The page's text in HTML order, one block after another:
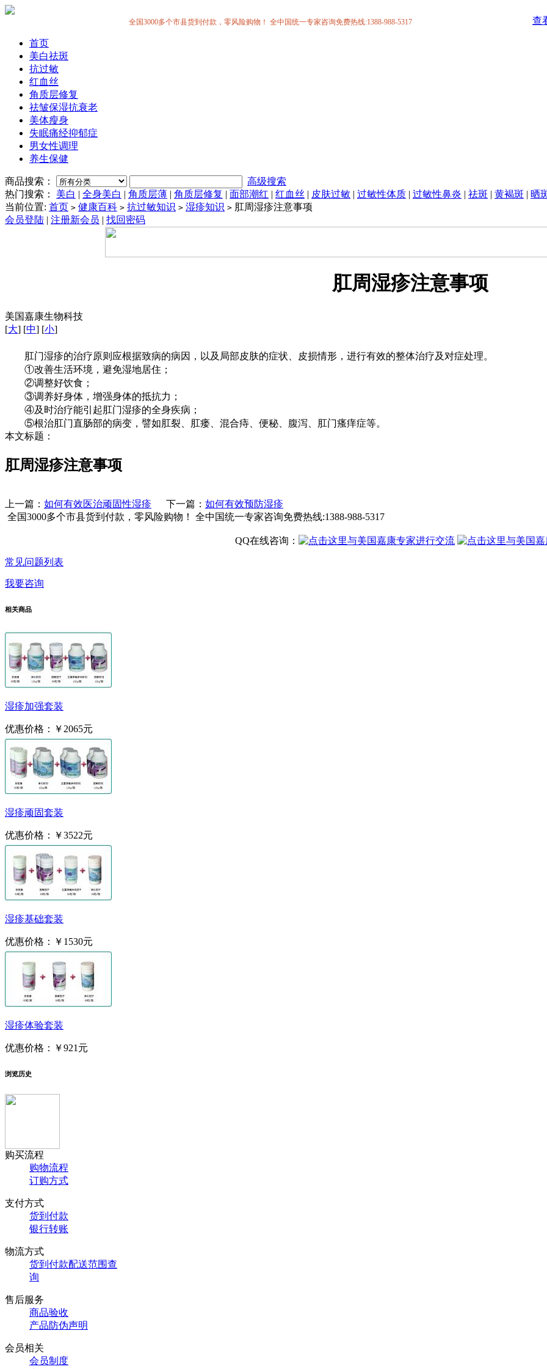
全国3000多个市县货到付款，零风险购物！ 全中国统一专家咨询免费热线:1388-988-5317 查
首页
美白祛斑
抗过敏
红血丝
角质层修复
祛皱保湿抗衰老
美体瘦身
失眠痛经抑郁症
男女性调理
养生保健
商品搜索： 高级搜索
热门搜索：
美白 | 全身美白 | 角质层薄 | 角质层修复 | 面部潮红 | 红血丝 | 皮肤过敏 | 过敏性体质 | 过敏性鼻炎 | 祛斑 | 黄褐斑 | 晒
当前位置: 首页 > 健康百科 > 抗过敏知识 > 湿疹知识 > 肛周湿疹注意事项
会员登陆 | 注册新会员 | 找回密码
肛周湿疹注意事项
美国嘉康生物科技
[大] [中] [小]
肛门湿疹的治疗原则应根据致病的病因，以及局部皮肤的症状、皮损情形，进行有效的整体治疗及对症处理。
①改善生活环境，避免湿地居住；
②调整好饮食；
③调养好身体，增强身体的抵抗力；
④及时治疗能引起肛门湿疹的全身疾病；
⑤根治肛门直肠部的病变，譬如肛裂、肛瘘、混合痔、便秘、腹泻、肛门瘙痒症等。
本文标题：
肛周湿疹注意事项
上一篇： 如何有效医治顽固性湿疹 下一篇： 如何有效预防湿疹
全国3000多个市县货到付款，零风险购物！ 全中国统一专家咨询免费热线:1388-988-5317
QQ在线咨询：
常见问题列表
我要咨询
相关商品
湿疹加强套装
优惠价格： ￥2065元
湿疹顽固套装
优惠价格： ￥3522元
湿疹基础套装
优惠价格： ￥1530元
湿疹体验套装
优惠价格： ￥921元
浏览历史
购买流程
购物流程
订购方式
支付方式
货到付款
银行转账
物流方式
货到付款配送范围查
询
售后服务
商品验收
产品防伪声明
会员相关
会员制度